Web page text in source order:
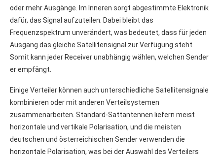
oder mehr Ausgänge. Im Inneren sorgt abgestimmte Elektronik
dafür, das Signal aufzuteilen. Dabei bleibt das
Frequenzspektrum unverändert, was bedeutet, dass für jeden
Ausgang das gleiche Satellitensignal zur Verfügung steht.
Somit kann jeder Receiver unabhängig wählen, welchen Sender
er empfängt.
Einige Verteiler können auch unterschiedliche Satellitensignale
kombinieren oder mit anderen Verteilsystemen
zusammenarbeiten. Standard-Sattantennen liefern meist
horizontale und vertikale Polarisation, und die meisten
deutschen und österreichischen Sender verwenden die
horizontale Polarisation, was bei der Auswahl des Verteilers